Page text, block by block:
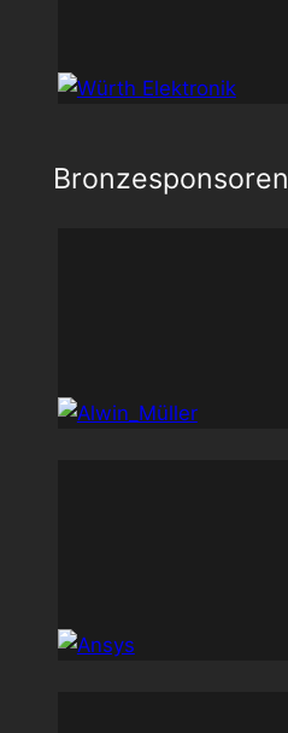
Bronzesponsoren